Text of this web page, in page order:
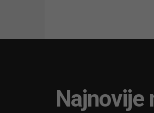
Najnovije